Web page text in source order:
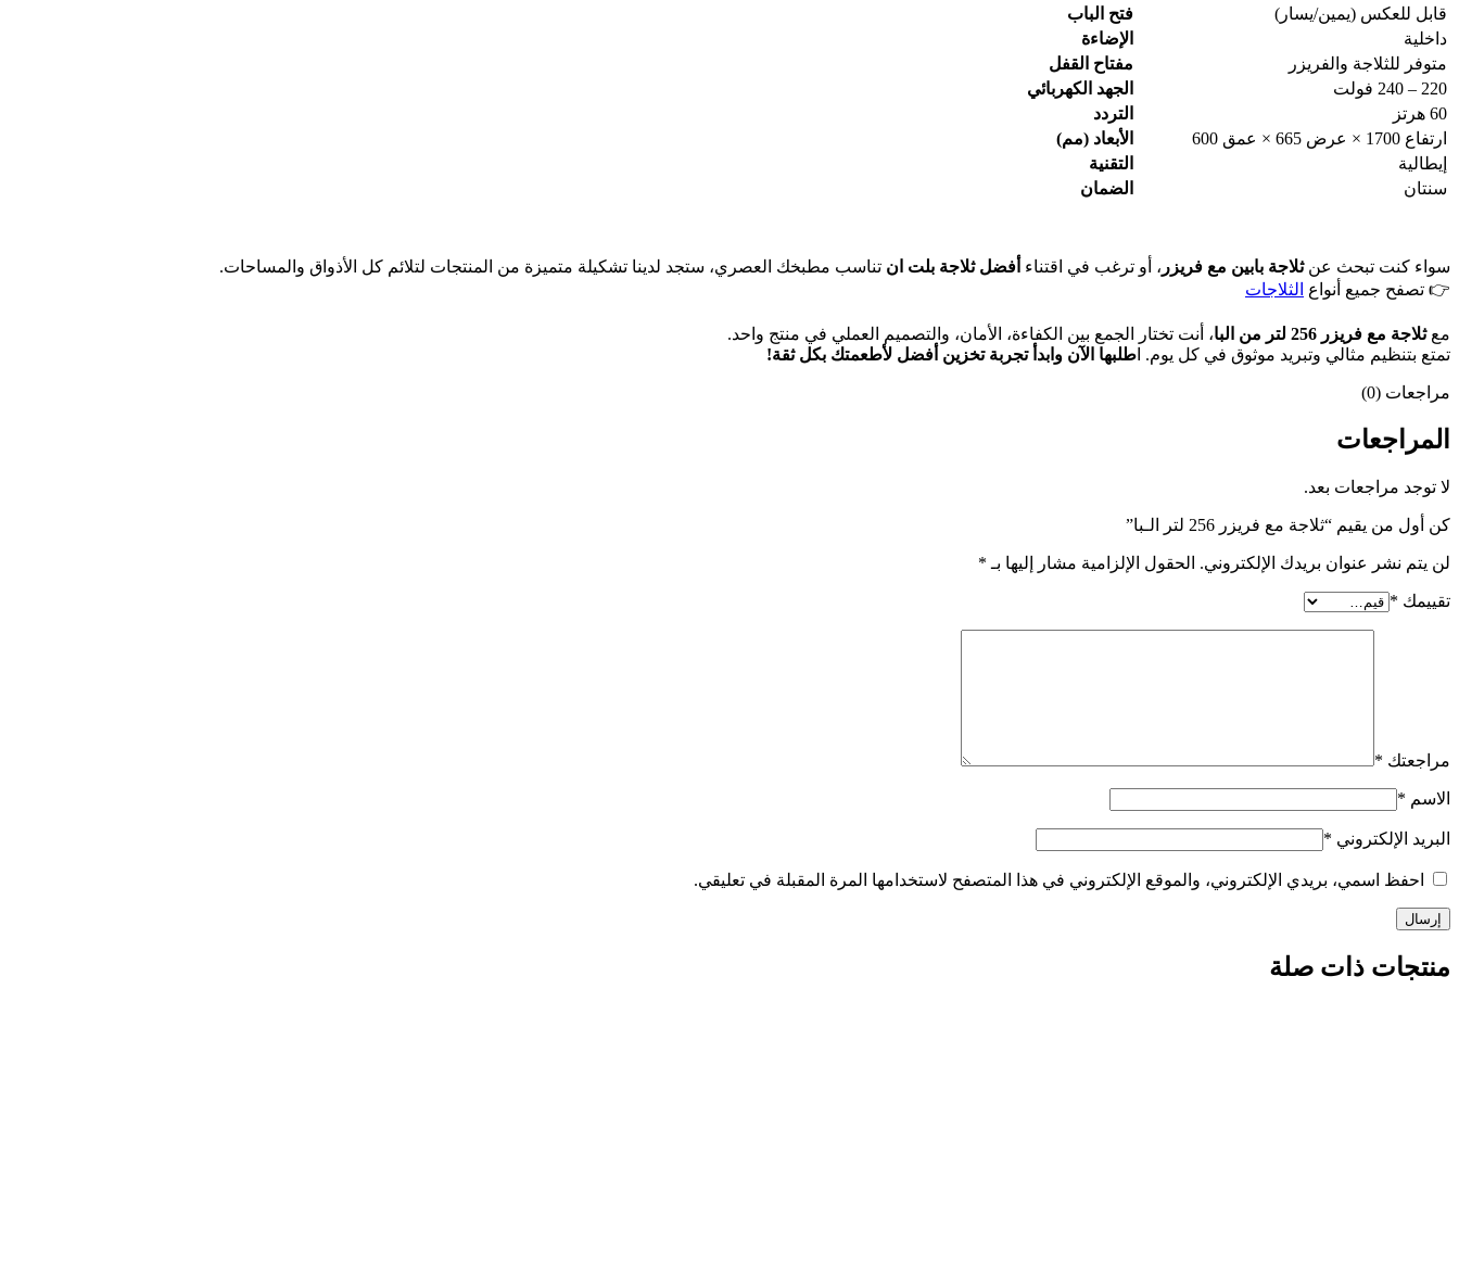
قابل للعكس (يمين/يسار)
فتح الباب
داخلية
الإضاءة
متوفر للثلاجة والفريزر
مفتاح القفل
220 – 240 فولت
الجهد الكهربائي
60 هرتز
التردد
ارتفاع 1700 × عرض 665 × عمق 600
الأبعاد (مم)
إيطالية
التقنية
سنتان
الضمان
سواء كنت تبحث عنثلاجة بابين مع فريزر ، أو ترغب في اقتناء أفضل ثلاجة بلت ان تناسب مطبخك العصري، ستجد لدينا تشكيلة متميزة من المنتجات لتلائم كل الأذواق والمساحات.
👉 تصفح جميع أنواع الثلاجات
معثلاجة مع فريزر 256 لتر من البا
، أنت تختار الجمع بين الكفاءة، الأمان، والتصميم العملي في منتج واحد.
تمتع بتنظيم مثالي وتبريد موثوق في كل يوم. ا طلبها الآن وابدأ تجربة تخزين أفضل لأطعمتك بكل ثقة!
مراجعات (0)
المراجعات
لا توجد مراجعات بعد.
كن أول من يقيم “ثلاجة مع فريزر 256 لتر الـبا”
لن يتم نشر عنوان بريدك الإلكتروني. الحقول الإلزامية مشار إليها بـ *
تقييمك *
مراجعتك *
الاسم *
البريد الإلكتروني *
احفظ اسمي، بريدي الإلكتروني، والموقع الإلكتروني في هذا المتصفح لاستخدامها المرة المقبلة في تعليقي.
منتجات ذات صلة